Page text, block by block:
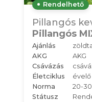
Rendelhető
Pillangós
Pillangós
Ajánlás
AKG
AKG
Csávázás
Életciklus
évelő
Norma
20-
Státusz